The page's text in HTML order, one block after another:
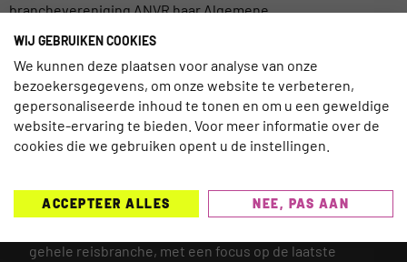
branchevereniging ANVR haar Algemene
Agentuurvoorwaarden aanpassen, maar daarmee is de kous
gepubliceerd,. Daarin staat: ‘De NMa heeft de
reisbrancheorganisatie ANVR (de belangenbehartiger van
circa 1.550 reisbureaus en 200 […]
gehele reisbranche, met een focus op de laatste
WIJ GEBRUIKEN COOKIES
We kunnen deze plaatsen voor analyse van onze
bezoekersgegevens, om onze website te verbeteren,
gepersonaliseerde inhoud te tonen en om u een geweldige
website-ervaring te bieden. Voor meer informatie over de
cookies die we gebruiken opent u de instellingen.
ACCEPTEER ALLES NEE, PAS AAN